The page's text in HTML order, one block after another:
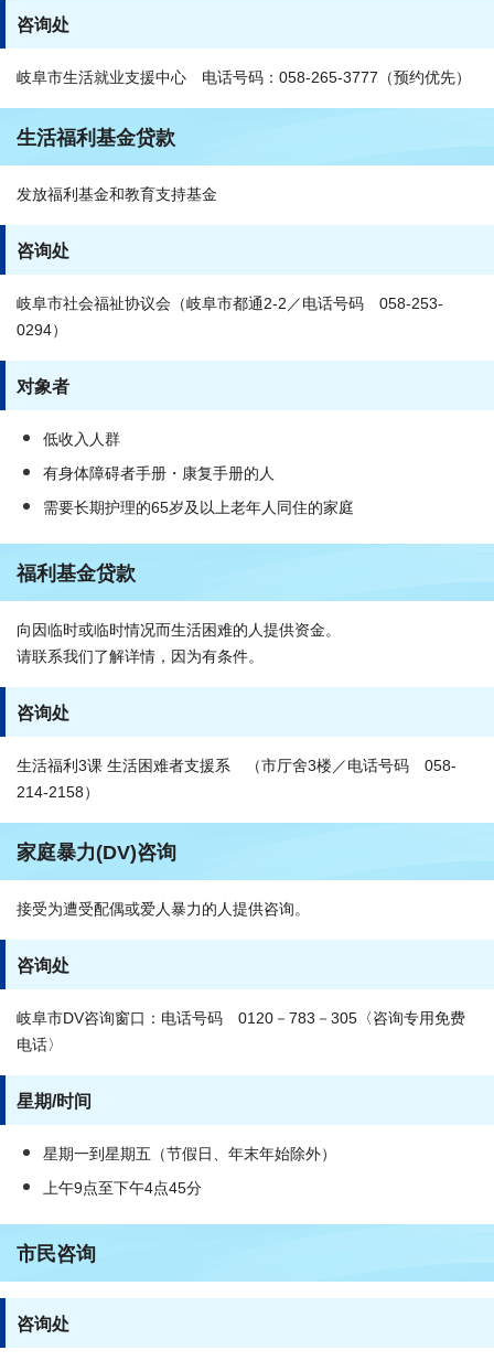
咨询处
岐阜市生活就业支援中心 电话号码：058-265-3777（预约优先）
生活福利基金贷款
发放福利基金和教育支持基金
咨询处
岐阜市社会福祉协议会（岐阜市都通2-2／电话号码 058-253-
0294）
对象者
低收入人群
有身体障碍者手册・康复手册的人
需要长期护理的65岁及以上老年人同住的家庭
福利基金贷款
向因临时或临时情况而生活困难的人提供资金。
请联系我们了解详情，因为有条件。
咨询处
生活福利3课 生活困难者支援系 （市厅舍3楼／电话号码 058-
214-2158）
家庭暴力(DV)咨询
接受为遭受配偶或爱人暴力的人提供咨询。
咨询处
岐阜市DV咨询窗口：电话号码 0120－783－305〈咨询专用免费
电话〉
星期/时间
星期一到星期五（节假日、年末年始除外）
上午9点至下午4点45分
市民咨询
咨询处